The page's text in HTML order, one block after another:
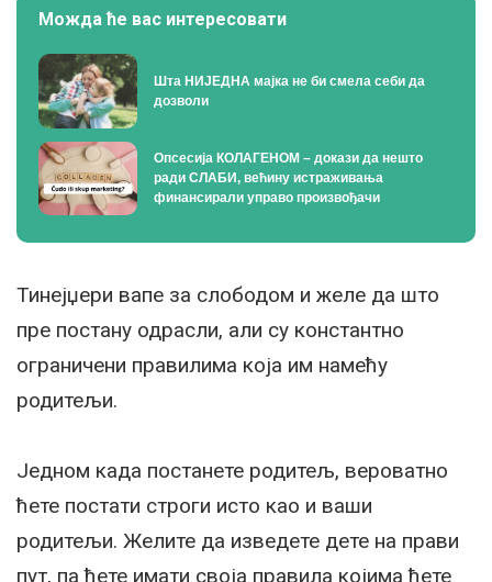
Можда ће вас интересовати
Шта НИЈЕДНА мајка не би смела себи да
дозволи
Опсесија КОЛАГЕНОМ – докази да нешто
ради СЛАБИ, већину истраживања
финансирали управо произвођачи
Тинејџери вапе за слободом и желе да што
пре постану одрасли, али су константно
ограничени правилима која им намећу
родитељи.
Једном када постанете родитељ, вероватно
ћете постати строги исто као и ваши
родитељи. Желите да изведете дете на прави
пут, па ћете имати своја правила којима ћете